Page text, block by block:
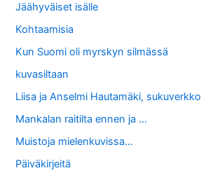
Jäähyväiset isälle
Kohtaamisia
Kun Suomi oli myrskyn silmässä
kuvasiltaan
Liisa ja Anselmi Hautamäki, sukuverkko
Mankalan raitilta ennen ja …
Muistoja mielenkuvissa…
Päiväkirjeitä